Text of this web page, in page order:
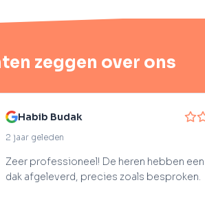
zeggen over ons
De heren hebben een prachtig
precies zoals besproken.